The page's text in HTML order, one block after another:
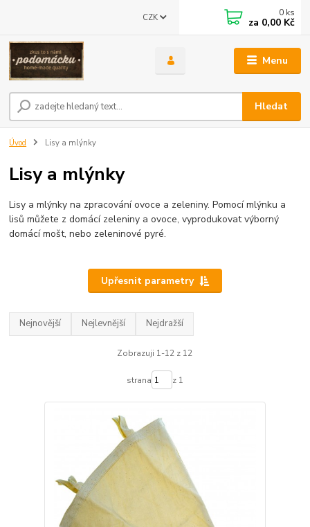
Menu
CZK
Hledat
0 ks
za 0,00 Kč
Úvod Lisy a mlýnky
Lisy a mlýnky
Lisy a mlýnky na zpracování ovoce a zeleniny. Pomocí mlýnku a
lisů můžete z domácí zeleniny a ovoce, vyprodukovat výborný
domácí mošt, nebo zeleninové pyré.
Upřesnit parametry
Nejnovější Nejlevnější Nejdražší
Zobrazuji 1-12 z 12
strana z 1